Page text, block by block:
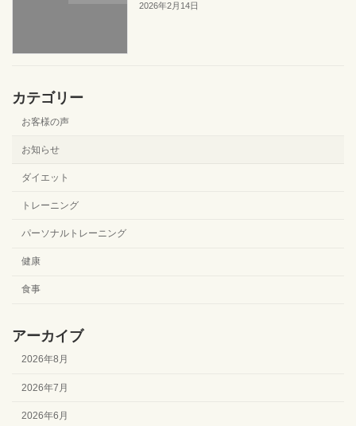
2026年2月14日
カテゴリー
お客様の声
お知らせ
ダイエット
トレーニング
パーソナルトレーニング
健康
食事
アーカイブ
2026年8月
2026年7月
2026年6月